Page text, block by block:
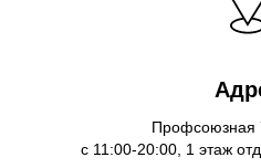
Профсоюзная
с 11:00-20:00, 1 этаж